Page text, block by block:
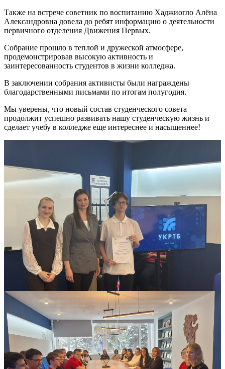
Также на встрече советник по воспитанию Хаджиогло Алёна
Александровна довела до ребят информацию о деятельности
первичного отделения Движения Первых.
Собрание прошло в теплой и дружеской атмосфере,
продемонстрировав высокую активность и
заинтересованность студентов в жизни колледжа.
В заключении собрания активисты были награждены
благодарственными письмами по итогам полугодия.
Мы уверены, что новый состав студенческого совета
продолжит успешно развивать нашу студенческую жизнь и
сделает учебу в колледже еще интереснее и насыщеннее!